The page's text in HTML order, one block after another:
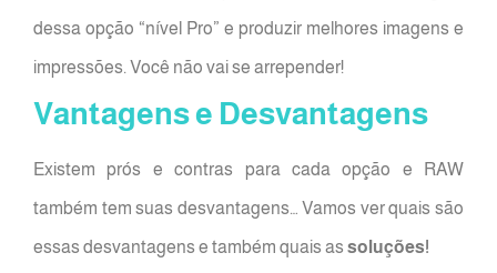
dessa opção “nível Pro” e produzir melhores imagens e
impressões. Você não vai se arrepender!
Vantagens e Desvantagens
Existem prós e contras para cada opção e RAW
também tem suas desvantagens… Vamos ver quais são
essas desvantagens e também quais as soluções!